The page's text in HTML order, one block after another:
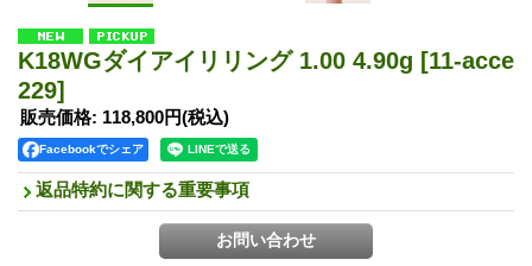
K18WGダイアイリリング 1.00 4.90g [11-acce
229]
販売価格: 118,800円(税込)
Facebookでシェア
返品特約に関する重要事項